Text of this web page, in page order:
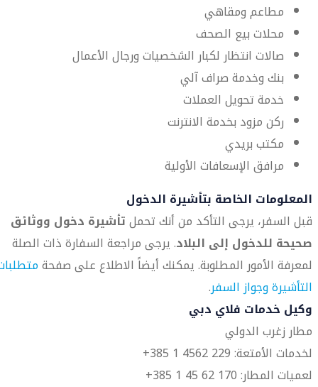
مطاعم ومقاهي
محلات بيع الصحف
صالات انتظار لكبار الشخصيات ورجال الأعمال
بنك وخدمة صراف آلي
خدمة تحويل العملات
ركن مزود بخدمة الانترنت
مكتب بريدي
مرافق الإسعافات الأولية
المعلومات الخاصة بتأشيرة الدخول
قبل السفر، يرجى التأكد من أنك تحملتأشيرة دخول ووثائق
صحيحة للدخول إلى البلاد. يرجى مراجعة السفارة ذات الصلة
لمعرفة الأمور المطلوبة. يمكنك أيضاً الاطلاع على صفحة
التأشيرة وجواز السفر.
وكيل خدمات فلاي دبي
مطار زغرب الدولي
لخدمات الأمتعة: 229 4562 1 385+
لعميات المطار: 170 62 45 1 385+